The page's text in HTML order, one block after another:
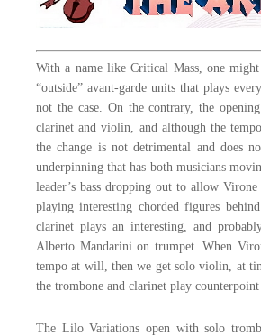
With a name like Critical Mass, one
“outside” avant-garde units that plays
not the case. On the contrary, the
clarinet and violin, and although the
the change is not detrimental and does
underpinning that has both musicians
leader’s bass dropping out to allow
playing interesting chorded figures
clarinet plays an interesting, and
Alberto Mandarini on trumpet. When
tempo at will, then we get solo violin, at
the trombone and clarinet play
The Lilo Variations open with solo